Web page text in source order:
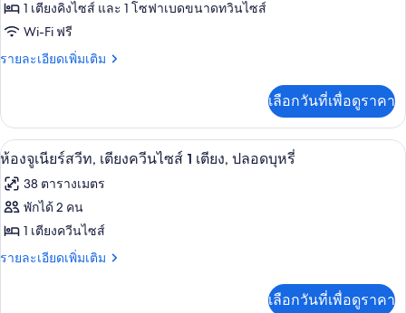
ห้อง
ทั้งหมด
ของ
Corner
Bedroom
Suite
with
Sofa
Bed
1 เตียงคิงไซส์ และ 1 โซฟาเบดขนาดทวินไซส์
Wi-Fi ฟรี
รายละเอียดเพิ่มเติม
ราย
เกี่ยว
กับ
Corner
One
Bedroom
with
Sofa
เลือกวันที่เพื่อดูราคา
เปิด
ภาพถ่าย
ทั้งหมด
ของ
ห้อง
ตู้นิรภัยในห้องพัก, โต๊ะทำงาน, พื้นที่ทำ
6
ห้องจูเนียร์สวีท, เตียงควีนไซส์ 1 เตียง, ปลอดบุหรี่
38 ตารางเมตร
พักได้ 2 คน
1 เตียงควีนไซส์
รายละเอียดเพิ่มเติม
ราย
เลือกวันที่เพื่อดูราคา